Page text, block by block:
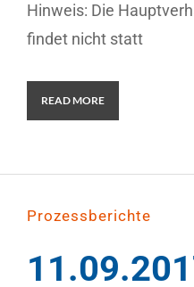
Hinweis: Die
findet nicht statt
READ MORE
Prozessberichte